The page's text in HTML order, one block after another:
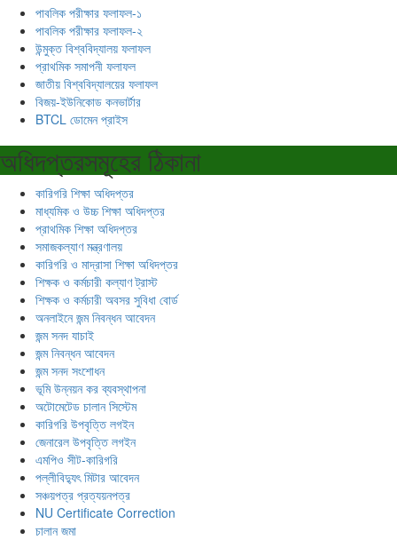
পাবলিক পরীক্ষার ফলাফল-১
পাবলিক পরীক্ষার ফলাফল-২
উন্মুক্ত বিশ্ববিদ্যালয় ফলাফল
প্রাথমিক সমাপনী ফলাফল
জাতীয় বিশ্ববিদ্যালয়ের ফলাফল
বিজয়-ইউনিকোড কনভার্টার
BTCL ডোমেন প্রাইস
অধিদপ্তরসমূহের ঠিকানা
কারিগরি শিক্ষা অধিদপ্তর
মাধ্যমিক ও উচ্চ শিক্ষা অধিদপ্তর
প্রাথমিক শিক্ষা অধিদপ্তর
সমাজকল্যাণ মন্ত্রণালয়
কারিগরি ও মাদ্রাসা শিক্ষা অধিদপ্তর
শিক্ষক ও কর্মচারী কল্যাণ ট্রাস্ট
শিক্ষক ও কর্মচারী অবসর সুবিধা বোর্ড
অনলাইনে জন্ম নিবন্ধন আবেদন
জন্ম সনদ যাচাই
জন্ম নিবন্ধন আবেদন
জন্ম সনদ সংশোধন
ভূমি উন্নয়ন কর ব্যবস্থাপনা
অটোমেটেড চালান সিস্টেম
কারিগরি উপবৃত্তি লগইন
জেনারেল উপবৃত্তি লগইন
এমপিও সীট-কারিগরি
পল্লীবিদ্যুৎ মিটার আবেদন
সঞ্চয়পত্র প্রত্যয়নপত্র
NU Certificate Correction
চালান জমা